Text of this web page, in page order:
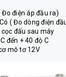
Đo điện áp đầu ra)
( Đo dòng điện
đấu sau máy
đến + 40 độ C
mô tơ 12V